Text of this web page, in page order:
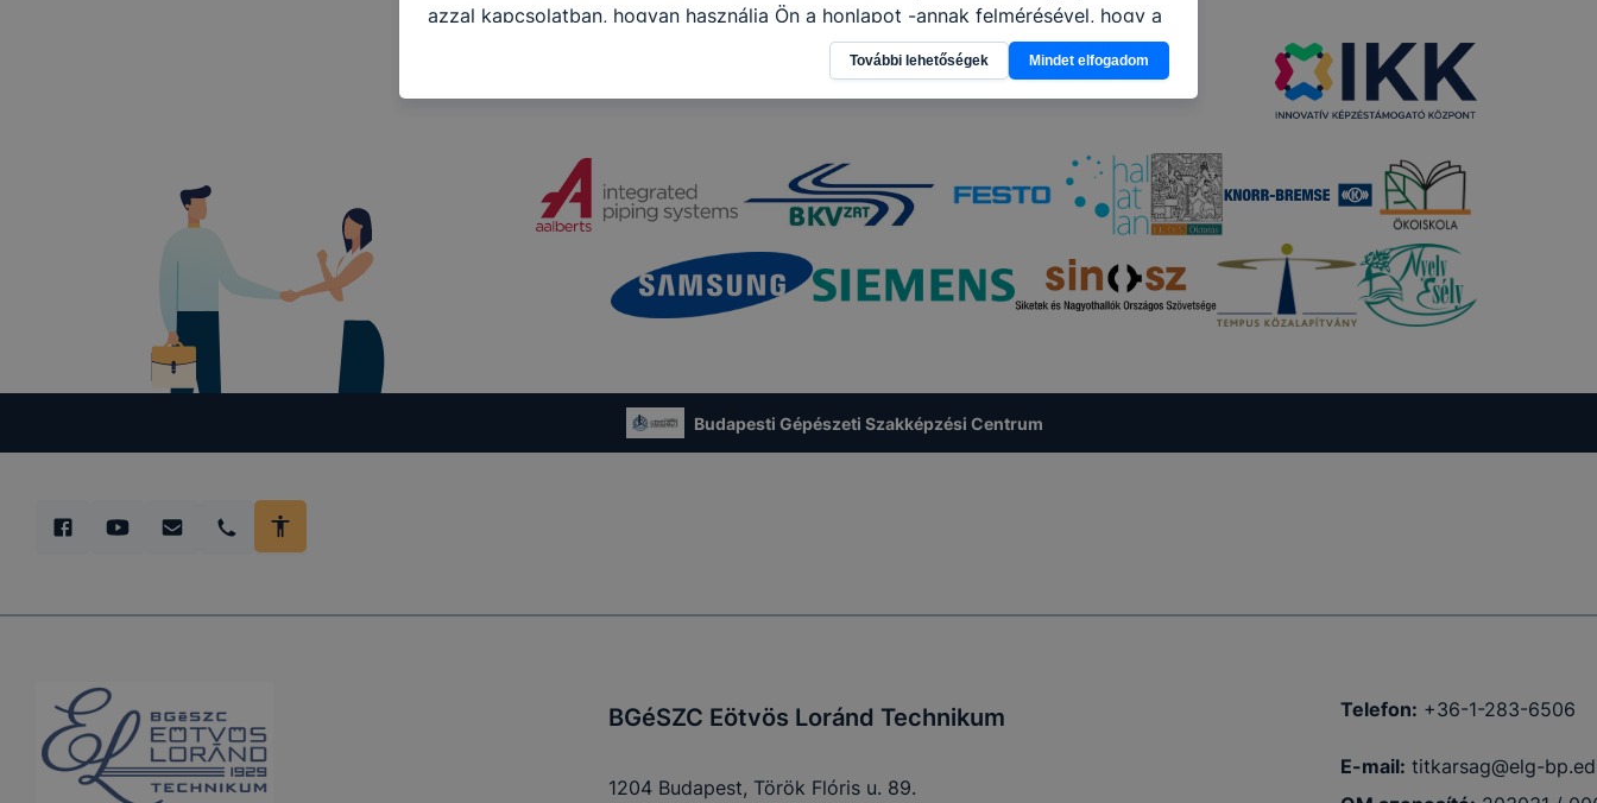
Budapesti Gépészeti Szakképzési Centrum
BGéSZC Eötvös Loránd Technikum
1204 Budapest, Török Flóris u. 89.
Telefon: +36-1-283-6506
E-mail: titkarsag@elg-
azzal kapcsolatban, hogyan használja Ön a honlapot -annak felmérésével, hogy a
honlap melyik részeit látogatja, vagy használja leginkább, így megtudhatjuk,
hogyan biztosítsunk Önnek még jobb felhasználói élményt, ha ismét meglátogatja
oldalunkat, honlap fejlesztése. Hogyan ellenőrizheti és hogyan tudja kikapcsolni a
változtatását. A legtöbb böngésző alapértelmezettként automatikusan elfogadja
a cookie-kat, de ezek általában megváltoztathatók. Felhívjuk figyelmét, hogy
mivel a cookie-k célja honlapunk használhatóságának és folyamatainak
megakadályozása vagy törlése által előfordulhat, hogy felhasználóink nem
lesznek képesek honlapunk funkcióinak teljes körű használatára, vagy a honlap a
További lehetőségek Mindet elfogadom